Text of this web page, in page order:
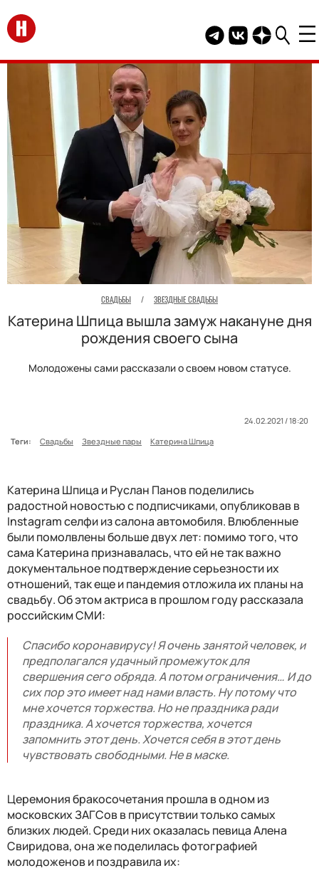
Перейти на главную
Telegram канал
Группа HELLO
Канал
СВАДЬБЫ / ЗВЕЗДНЫЕ СВАДЬБЫ
Катерина Шпица вышла замуж накануне дня
рождения своего сына
Молодожены сами рассказали о своем новом статусе.
24.02.2021 / 18:20
Теги:
Свадьбы Звездные пары Катерина Шпица
Катерина Шпица и Руслан Панов поделились
радостной новостью с подписчиками, опубликовав в
Instagram селфи из салона автомобиля. Влюбленные
были помолвлены больше двух лет: помимо того, что
сама Катерина признавалась, что ей не так важно
документальное подтверждение серьезности их
отношений, так еще и пандемия отложила их планы на
свадьбу. Об этом актриса в прошлом году рассказала
российским СМИ:
Спасибо коронавирусу! Я очень занятой человек, и
предполагался удачный промежуток для
свершения сего обряда. А потом ограничения… И до
сих пор это имеет над нами власть. Ну потому что
мне хочется торжества. Но не праздника ради
праздника. А хочется торжества, хочется
запомнить этот день. Хочется себя в этот день
чувствовать свободными. Не в маске.
Церемония бракосочетания прошла в одном из
московских ЗАГСов в присутствии только самых
близких людей. Среди них оказалась певица Алена
Свиридова, она же поделилась фотографией
молодоженов и поздравила их: